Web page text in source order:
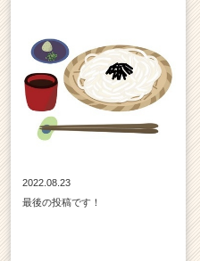
2022.08.23
最後の投稿です！